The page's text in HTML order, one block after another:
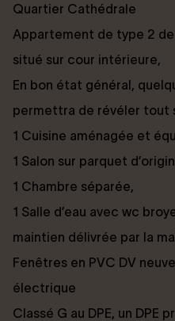
Quartier Cathédrale
Appartement de type 2
situé sur cour intérieure,
En bon état général,
permettra de révéler tout
1 Cuisine aménagée et
1 Salon sur parquet
1 Chambre séparée,
1 Salle d’eau avec wc
maintien délivrée par la
Fenêtres en PVC DV
électrique
Classé G au DPE, un DPE